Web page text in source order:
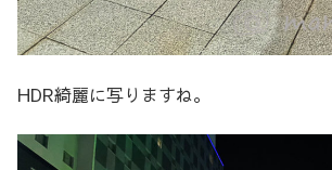
HDR綺麗に写りますね。